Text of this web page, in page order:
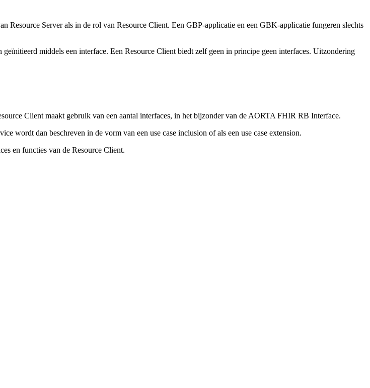
Server als in de rol van Resource Client. Een GBP-applicatie en een GBK-applicatie fungeren slechts
middels een interface. Een Resource Client biedt zelf geen in principe geen interfaces. Uitzondering
Client maakt gebruik van een aantal interfaces, in het bijzonder van de AORTA FHIR RB Interface.
wordt dan beschreven in de vorm van een use case inclusion of als een use case extension.
en functies van de Resource Client.